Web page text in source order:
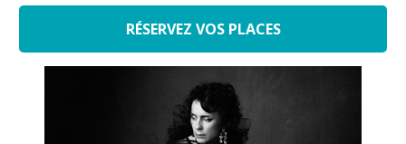
RÉSERVEZ VOS PLACES